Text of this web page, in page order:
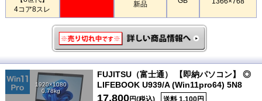
4コア8スレ
新品
1920×1080
0.78kg
FUJITSU（富士通） 【即納パソコン】 ◎
LIFEBOOK U939/A (Win11pro64) 5N8
17,800円(税込) 送料 1,100円